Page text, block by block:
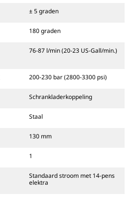
± 5 graden
180 graden
76-87 l/min (20-23 US-Gall/min.)
200-230 bar (2800-3300 psi)
Schrankladerkoppeling
Staal
130 mm
1
Standaard stroom met 14-pens
elektra